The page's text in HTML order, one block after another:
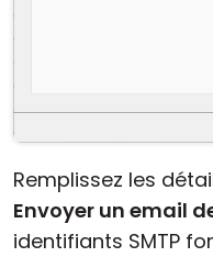
Remplissez les
Envoyer un email
identifiants SMTP